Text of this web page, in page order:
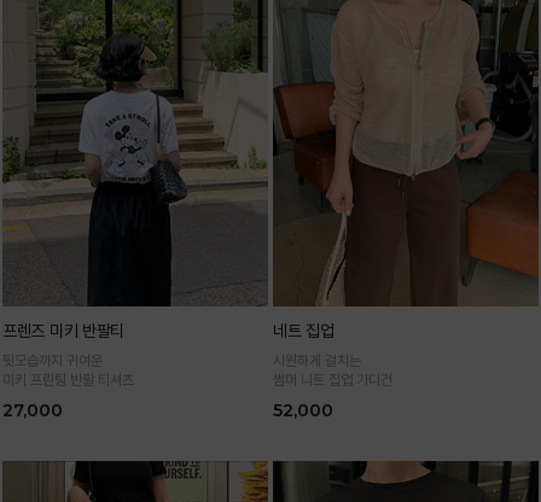
프렌즈 미키 반팔티
뒷모습까지 귀여운
미키 프린팅 반팔 티셔츠
27,000
네트 집업
시원하게 걸치는
썸머 니트 집업 가디건
52,000